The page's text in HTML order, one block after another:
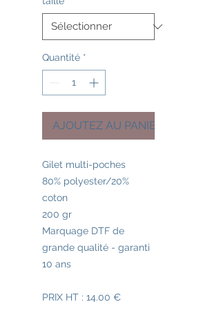
Quantité *
AJOUTEZ AU PANIER
Gilet multi-poches
80% polyester/20%
coton
200 gr
Marquage DTF de
grande qualité - garanti
10 ans
PRIX HT : 14.00 €